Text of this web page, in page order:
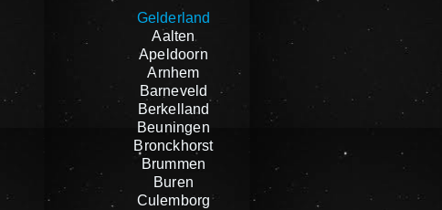
Gelderland
Aalten
Apeldoorn
Arnhem
Barneveld
Berkelland
Beuningen
Bronckhorst
Brummen
Buren
Culemborg